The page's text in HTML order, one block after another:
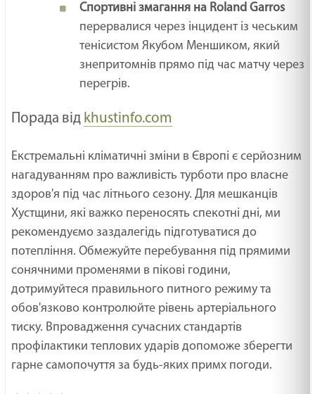
Спортивні змагання на Roland Garros
перервалися через інцидент із чеським
тенісистом Якубом Меншиком, який
знепритомнів прямо під час матчу через
перегрів.
Порада від khustinfo.com
Екстремальні кліматичні зміни в Європі є серйозним
нагадуванням про важливість турботи про власне
здоров'я під час літнього сезону. Для мешканців
Хустщини, які важко переносять спекотні дні, ми
рекомендуємо заздалегідь підготуватися до
потепління. Обмежуйте перебування під прямими
сонячними променями в пікові години,
дотримуйтеся правильного питного режиму та
обов'язково контролюйте рівень артеріального
тиску. Впровадження сучасних стандартів
профілактики теплових ударів допоможе зберегти
гарне самопочуття за будь-яких примх погоди.